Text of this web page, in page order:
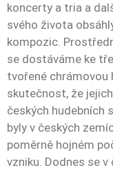
koncerty a tria a
svého života
kompozic.
se dostáváme ke
tvořené chrámovou
skutečnost, že
českých hudebních
byly v českých
poměrně hojném
vzniku. Dodnes se